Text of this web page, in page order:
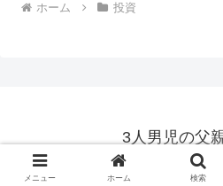
ホーム 投資
3人男児の父
© 2018 3人男児の
メニュー ホーム 検索